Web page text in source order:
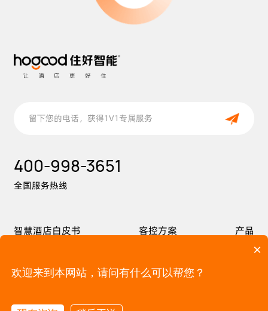
400-998-3651
全国服务热线
智慧酒店白皮书 客控方案
产品
关于
Copyright©2014-2026 住好智能科技（深圳）有限公司 版权所有
×
欢迎来到本网站，请问有什么可以帮您？